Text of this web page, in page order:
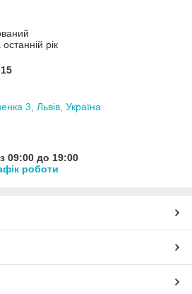
рік
3, Львів, Україна
09:00 до 19:00
роботи